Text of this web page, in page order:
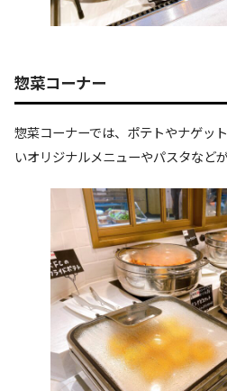
惣菜コーナー
惣菜コーナーでは、ポテトやナゲッ
いオリジナルメニューやパスタなどが